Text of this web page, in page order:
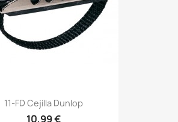
11-FD Cejilla Dunlop
10,99 €